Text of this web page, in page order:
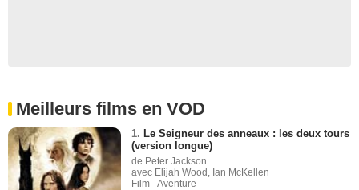
Meilleurs films en VOD
1. Le Seigneur des anneaux : les deux tours
(version longue)
de Peter Jackson
avec Elijah Wood, Ian McKellen
Film - Aventure